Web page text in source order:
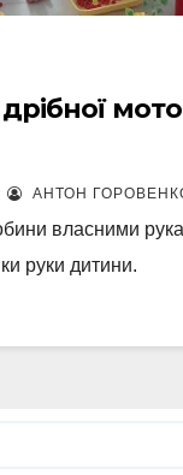
АНТОН
власними
руки дитини.